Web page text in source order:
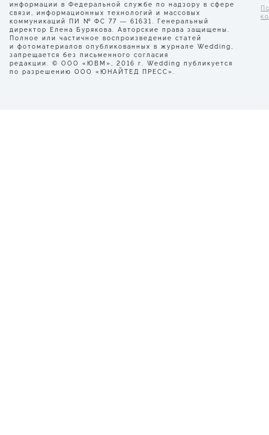
информации в Федеральной службе по надзору в сфере
связи, информационных технологий и массовых
коммуникаций ПИ № ФС 77 — 61631. Генеральный
директор Елена Бурякова. Авторские права защищены.
Полное или частичное воспроизведение статей
и фотоматериалов опубликованных в журнале Wedding,
запрещается без письменного согласия
редакции. © ООО «ЮВМ», 2016 г. Wedding публикуется
по разрешению ООО «ЮНАЙТЕД ПРЕСС».